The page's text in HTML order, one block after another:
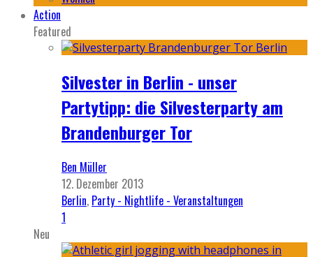
Action
Featured
Silvester in Berlin - unser
Partytipp: die Silvesterparty am
Brandenburger Tor
Ben Müller
12. Dezember 2013
Berlin, Party - Nightlife - Veranstaltungen
1
Neu